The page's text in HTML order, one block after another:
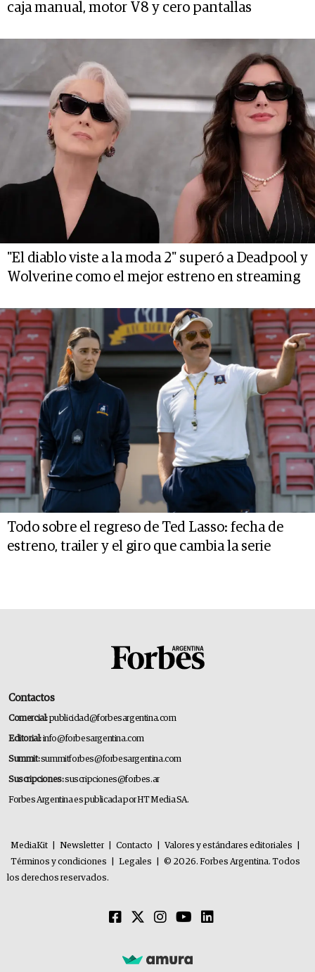
caja manual, motor V8 y cero pantallas
"El diablo viste a la moda 2" superó a Deadpool y
Wolverine como el mejor estreno en streaming
Todo sobre el regreso de Ted Lasso: fecha de
estreno, trailer y el giro que cambia la serie
Contactos
Comercial:publicidad@forbesargentina.com
Editorial:info@forbesargentina.com
Summit:summitforbes@forbesargentina.com
Suscripciones:suscripciones@forbes.ar
Forbes Argentina es publicada por HT Media SA.
MediaKit Newsletter Contacto Valores y estándares editoriales
Términos y condiciones
Legales
© 2026. Forbes Argentina. Todos
los derechos reservados.